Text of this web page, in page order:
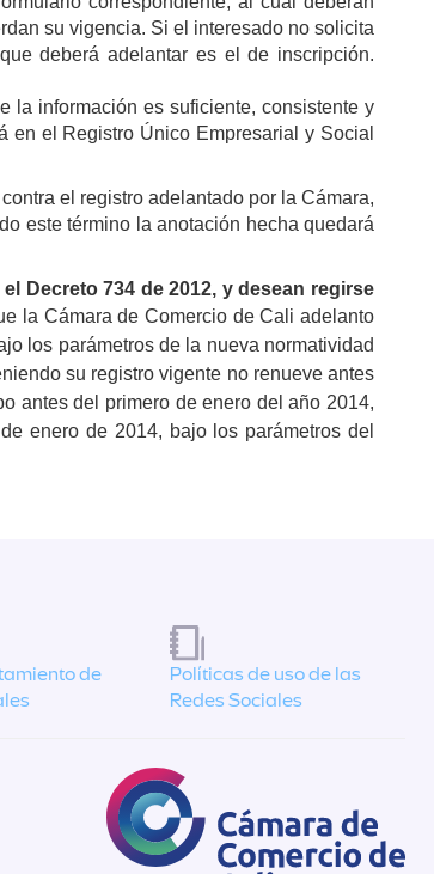
su vigencia. Si el interesado no solicita
deberá adelantar es el de inscripción.
la información es suficiente, consistente y
el Registro Único Empresarial y Social
el registro adelantado por la Cámara,
este término la anotación hecha quedará
Decreto 734 de 2012, y desean regirse
la Cámara de Comercio de Cali adelanto
los parámetros de la nueva normatividad
su registro vigente no renueve antes
antes del primero de enero del año 2014,
enero de 2014, bajo los parámetros del
de
Políticas de uso de las
Redes Sociales